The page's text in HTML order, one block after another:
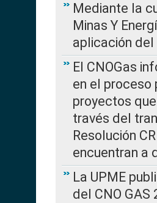
Mediante la
Minas Y
aplicación
El CNOGas
en el proceso
proyectos
través del
Resolución
encuentran a
La UPME
del CNO